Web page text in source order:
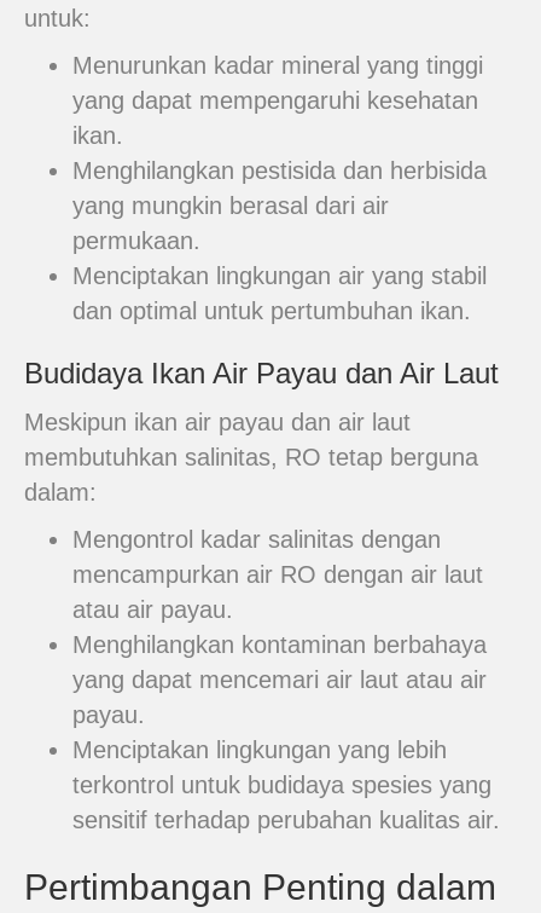
untuk:
Menurunkan kadar mineral yang tinggi
yang dapat mempengaruhi kesehatan
ikan.
Menghilangkan pestisida dan herbisida
yang mungkin berasal dari air
permukaan.
Menciptakan lingkungan air yang stabil
dan optimal untuk pertumbuhan ikan.
Budidaya Ikan Air Payau dan Air Laut
Meskipun ikan air payau dan air laut
membutuhkan salinitas, RO tetap berguna
dalam:
Mengontrol kadar salinitas dengan
mencampurkan air RO dengan air laut
atau air payau.
Menghilangkan kontaminan berbahaya
yang dapat mencemari air laut atau air
payau.
Menciptakan lingkungan yang lebih
terkontrol untuk budidaya spesies yang
sensitif terhadap perubahan kualitas air.
Pertimbangan Penting dalam